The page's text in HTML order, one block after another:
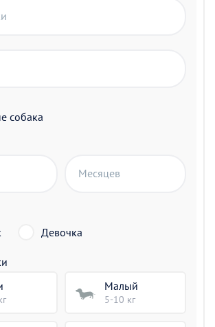
собака
Месяцев
Девочка
Малый
5-10 кг